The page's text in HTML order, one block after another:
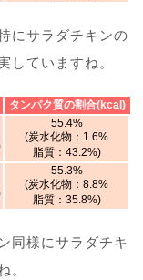
にサラダチキンの
していますね。
タンパク質の割合(kcal)
55.4%
(炭水化物：1.6%
脂質：43.2%)
55.3%
(炭水化物：8.8%
脂質：35.8%)
同様にサラダチキ
。